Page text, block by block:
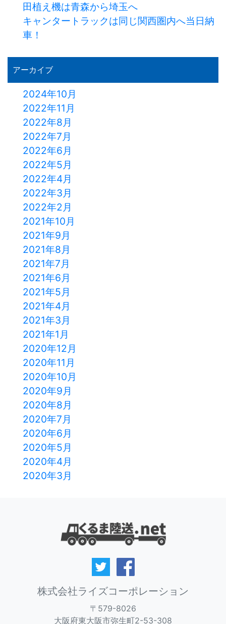
田植え機は青森から埼玉へ
キャンタートラックは同じ関西圏内へ当日納
車！
アーカイブ
2024年10月
2022年11月
2022年8月
2022年7月
2022年6月
2022年5月
2022年4月
2022年3月
2022年2月
2021年10月
2021年9月
2021年8月
2021年7月
2021年6月
2021年5月
2021年4月
2021年3月
2021年1月
2020年12月
2020年11月
2020年10月
2020年9月
2020年8月
2020年7月
2020年6月
2020年5月
2020年4月
2020年3月
株式会社ライズコーポレーション
〒579-8026
大阪府東大阪市弥生町2-53-308